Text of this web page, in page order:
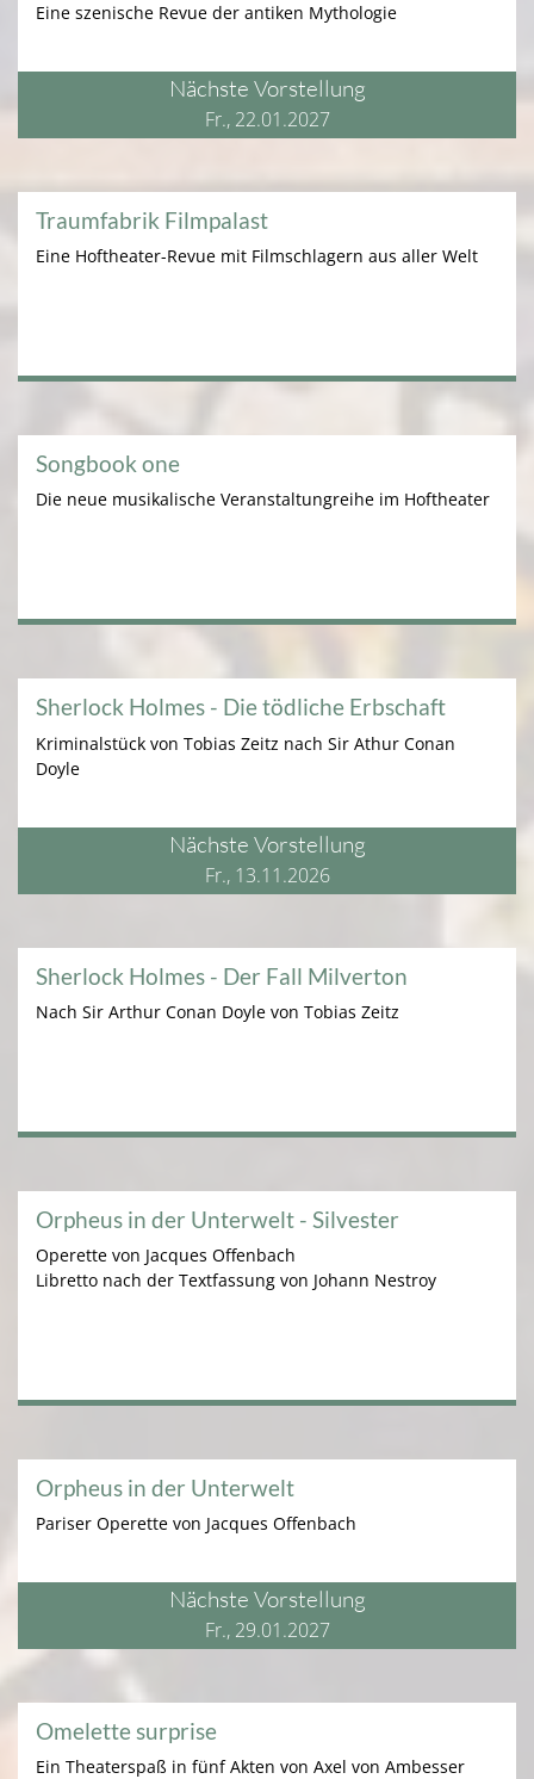
Omelette surprise
Ein Theaterspaß in fünf Akten von Axel von Ambesser
Orpheus in der Unterwelt
Pariser Operette von Jacques Offenbach
Nächste Vorstellung
Fr., 29.01.2027
Orpheus in der Unterwelt - Silvester
Operette von Jacques Offenbach
Libretto nach der Textfassung von Johann Nestroy
Sherlock Holmes - Der Fall Milverton
Nach Sir Arthur Conan Doyle von Tobias Zeitz
Sherlock Holmes - Die tödliche Erbschaft
Kriminalstück von Tobias Zeitz nach Sir Athur Conan
Doyle
Nächste Vorstellung
Fr., 13.11.2026
Songbook one
Die neue musikalische Veranstaltungreihe im Hoftheater
Traumfabrik Filmpalast
Eine Hoftheater-Revue mit Filmschlagern aus aller Welt
Eine szenische Revue der antiken Mythologie
Nächste Vorstellung
Fr., 22.01.2027